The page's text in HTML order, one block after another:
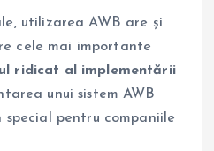
utilizarea AWB are și
cele mai importante
ridicat al implementării
unui sistem AWB
pentru companiile